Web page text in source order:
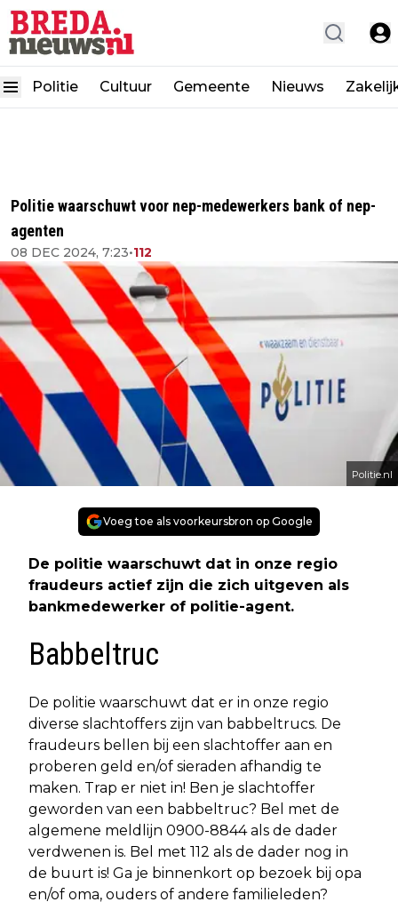
Politie Cultuur Gemeente Nieuws
Politie waarschuwt voor nep-medewerkers bank of nep-
agenten
08 DEC 2024, 7:23•112
Politie.nl
Voeg toe als voorkeursbron op Google
De politie waarschuwt dat in onze regio
fraudeurs actief zijn die zich uitgeven als
bankmedewerker of politie-agent.
Babbeltruc
De politie waarschuwt dat er in onze regio
diverse slachtoffers zijn van babbeltrucs. De
fraudeurs bellen bij een slachtoffer aan en
proberen geld en/of sieraden afhandig te
maken. Trap er niet in! Ben je slachtoffer
geworden van een babbeltruc? Bel met de
algemene meldlijn 0900-8844 als de dader
verdwenen is. Bel met 112 als de dader nog in
de buurt is! Ga je binnenkort op bezoek bij opa
en/of oma, ouders of andere familieleden?